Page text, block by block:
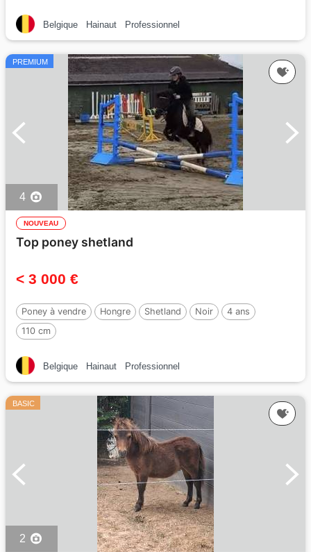
Belgique Hainaut Professionnel
PREMIUM
4
NOUVEAU
Top poney shetland
< 3 000 €
Poney à vendre Hongre Shetland Noir
4 ans
110 cm
Belgique Hainaut Professionnel
BASIC
2